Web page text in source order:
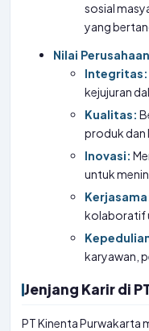
sosial
yang
Nilai
Integritas:
kejujuran
Kualitas:
produk dan
Inovasi:
untuk
kolaboratif
karyawan,
Jenjang Karir di
PT Kinenta Purwakarta